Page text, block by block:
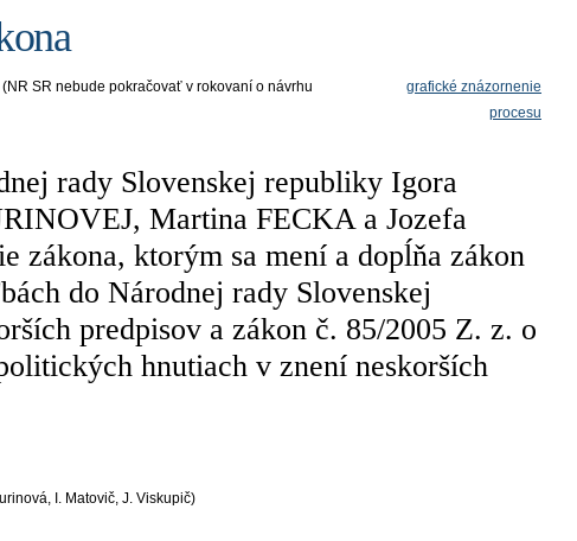
(NR SR nebude pokračovať v rokovaní o návrhu
grafické znázornenie
procesu
rady Slovenskej republiky Igora
Martina FECKA a Jozefa
zákona, ktorým sa mení a dopĺňa zákon
do Národnej rady Slovenskej
predpisov a zákon č. 85/2005 Z. z. o
hnutiach v znení neskorších
I. Matovič, J. Viskupič)